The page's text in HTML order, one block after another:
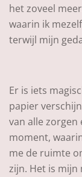
het zoveel
waarin ik
terwijl mijn
Er is iets
papier
van alle
moment,
me de ruimte
zijn. Het is mijn